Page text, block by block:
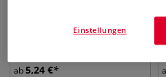
da Vinci Rotmarder-
Aquarellpinsel, Serie 36
ab5,24 €
Einstellungen